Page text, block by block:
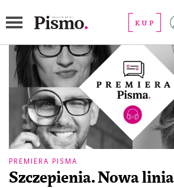
KUP
Marcin Napiórkowski
PREMIERA PISMA
Szczepienia. Nowa